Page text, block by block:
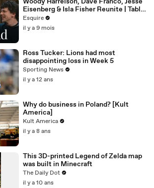
Eisenberg & Isla Fisher Reunite | Table
Read | Esquire
Esquire
il y a 9 mois
Ross Tucker: Lions had most
disappointing loss in Week 5
Sporting News
il y a 12 ans
Why do business in Poland? [Kult
America]
Kult America
il y a 8 ans
This 3D-printed Legend of Zelda map
was built in Minecraft
The Daily Dot
il y a 10 ans